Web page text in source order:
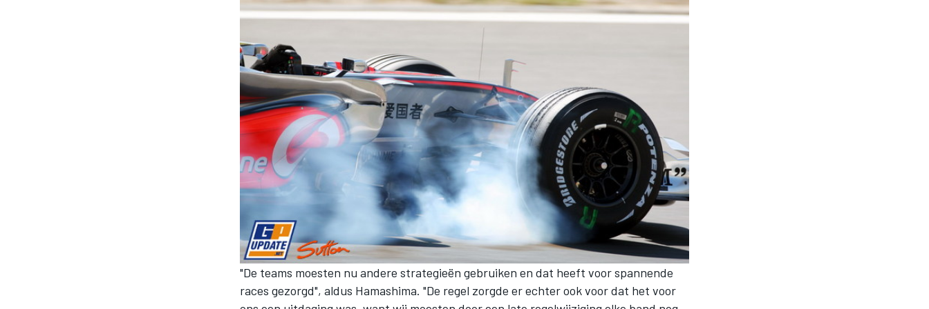
"De teams moesten nu andere strategieën gebruiken en dat heeft voor spannende
races gezorgd", aldus Hamashima. "De regel zorgde er echter ook voor dat het voor